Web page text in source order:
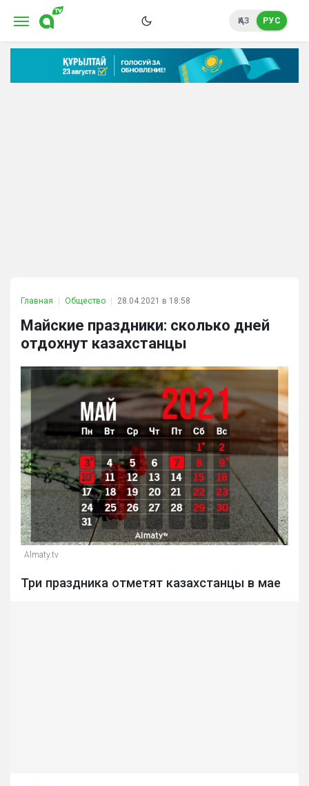
ҚАЗ РУС
Главная Общество 28.04.2021 в 18:58
Майские праздники: сколько дней
отдохнут казахстанцы
Almaty.tv
Три праздника отметят казахстанцы в мае